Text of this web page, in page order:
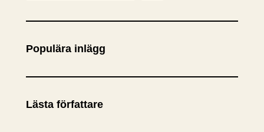
k
Populära inlägg
Lästa författare